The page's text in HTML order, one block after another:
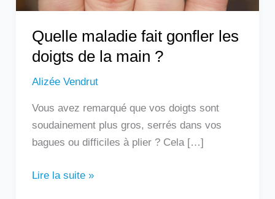
Quelle maladie fait gonfler les
doigts de la main ?
Alizée Vendrut
Vous avez remarqué que vos doigts sont
soudainement plus gros, serrés dans vos
bagues ou difficiles à plier ? Cela […]
?
Lire la suite »